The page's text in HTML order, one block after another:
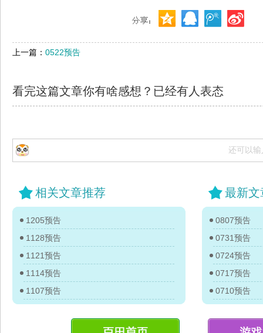
上一篇： 0522预告
看完这篇文章你有啥感想？已经有人表态
还可以输
相关文章推荐
1205预告
1128预告
1121预告
1114预告
1107预告
最新文
0807预告
0731预告
0724预告
0717预告
0710预告